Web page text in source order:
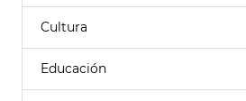
Cultura
Educación